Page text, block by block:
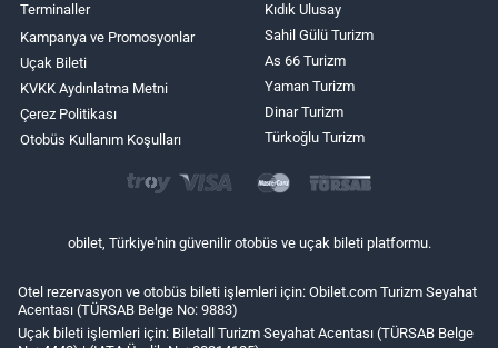
Terminaller
Kampanya ve Promosyonlar
Uçak Bileti
KVKK Aydınlatma Metni
Çerez Politikası
Otobüs Kullanım Koşulları
Kıdık Ulusay
Sahil Gülü Turizm
As 66 Turizm
Yaman Turizm
Dinar Turizm
Türkoğlu Turizm
obilet, Türkiye'nin güvenilir otobüs ve uçak bileti platformu.
Otel rezervasyon ve otobüs bileti işlemleri için: Obilet.com Turizm Seyahat
Acentası (TÜRSAB Belge No: 9883)
Uçak bileti işlemleri için: Biletall Turizm Seyahat Acentası (TÜRSAB Belge